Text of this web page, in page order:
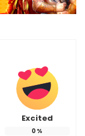
Excited
0 %